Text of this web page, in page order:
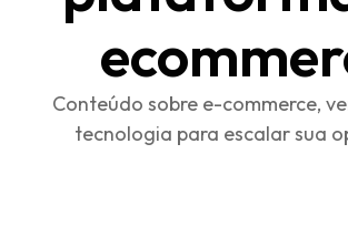
Conteúdo sobre e-commerce,
tecnologia para escalar sua